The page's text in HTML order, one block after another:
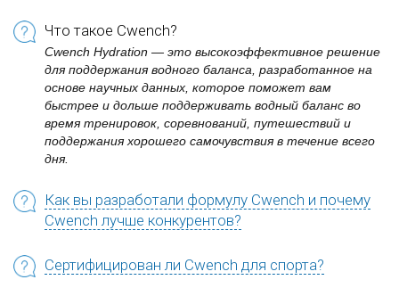
Что такое Cwench?
Cwench Hydration — это высокоэффективное решение
для поддержания водного баланса, разработанное на
основе научных данных, которое поможет вам
быстрее и дольше поддерживать водный баланс во
время тренировок, соревнований, путешествий и
поддержания хорошего самочувствия в течение всего
дня.
Как вы разработали формулу Cwench и почему
Cwench лучше конкурентов?
Сертифицирован ли Cwench для спорта?